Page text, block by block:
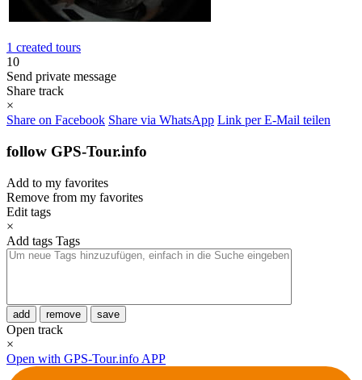
1 created tours
10
Send private message
Share track
×
Share on Facebook Share via WhatsApp Link per E-Mail teilen
follow GPS-Tour.info
Add to my favorites
Remove from my favorites
Edit tags
×
Add tags Tags
add remove save
Open track
×
Open with GPS-Tour.info APP